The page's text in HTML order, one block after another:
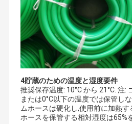
4貯蔵のための温度と湿度要件
推奨保存温度: 10°C から 21°C. 注:
または0°C以下の温度では保管し
ムホースは硬化し,使用前に加熱
ホースを保管する相対湿度は65%